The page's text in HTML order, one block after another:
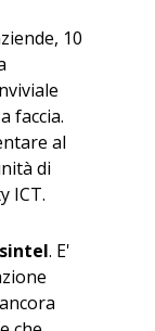
10
faccia.
al
di
ICT.
. E'